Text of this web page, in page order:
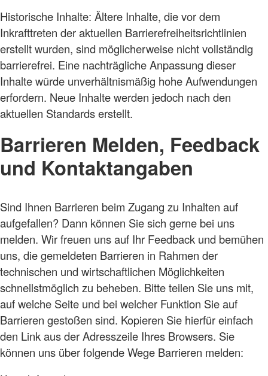
Historische Inhalte: Ältere Inhalte, die vor dem
Inkrafttreten der aktuellen Barrierefreiheitsrichtlinien
erstellt wurden, sind möglicherweise nicht vollständig
barrierefrei. Eine nachträgliche Anpassung dieser
Inhalte würde unverhältnismäßig hohe Aufwendungen
erfordern. Neue Inhalte werden jedoch nach den
aktuellen Standards erstellt.
Barrieren Melden, Feedback
und Kontaktangaben
Sind Ihnen Barrieren beim Zugang zu Inhalten auf
aufgefallen? Dann können Sie sich gerne bei uns
melden. Wir freuen uns auf Ihr Feedback und bemühen
uns, die gemeldeten Barrieren in Rahmen der
technischen und wirtschaftlichen Möglichkeiten
schnellstmöglich zu beheben. Bitte teilen Sie uns mit,
auf welche Seite und bei welcher Funktion Sie auf
Barrieren gestoßen sind. Kopieren Sie hierfür einfach
den Link aus der Adresszeile Ihres Browsers. Sie
können uns über folgende Wege Barrieren melden: